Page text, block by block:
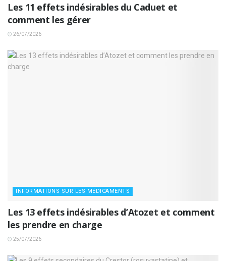
Les 11 effets indésirables du Caduet et
comment les gérer
26/07/2026
INFORMATIONS SUR LES MÉDICAMENTS
Les 13 effets indésirables d’Atozet et comment
les prendre en charge
25/07/2026